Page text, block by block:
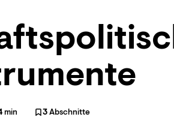
min 3Abschnitte